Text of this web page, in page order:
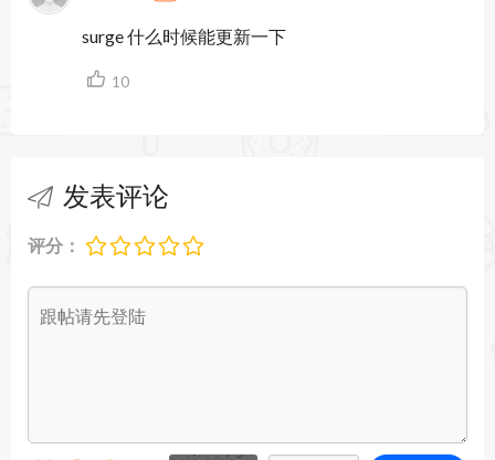
surge 什么时候能更新一下
10
发表评论
评分：